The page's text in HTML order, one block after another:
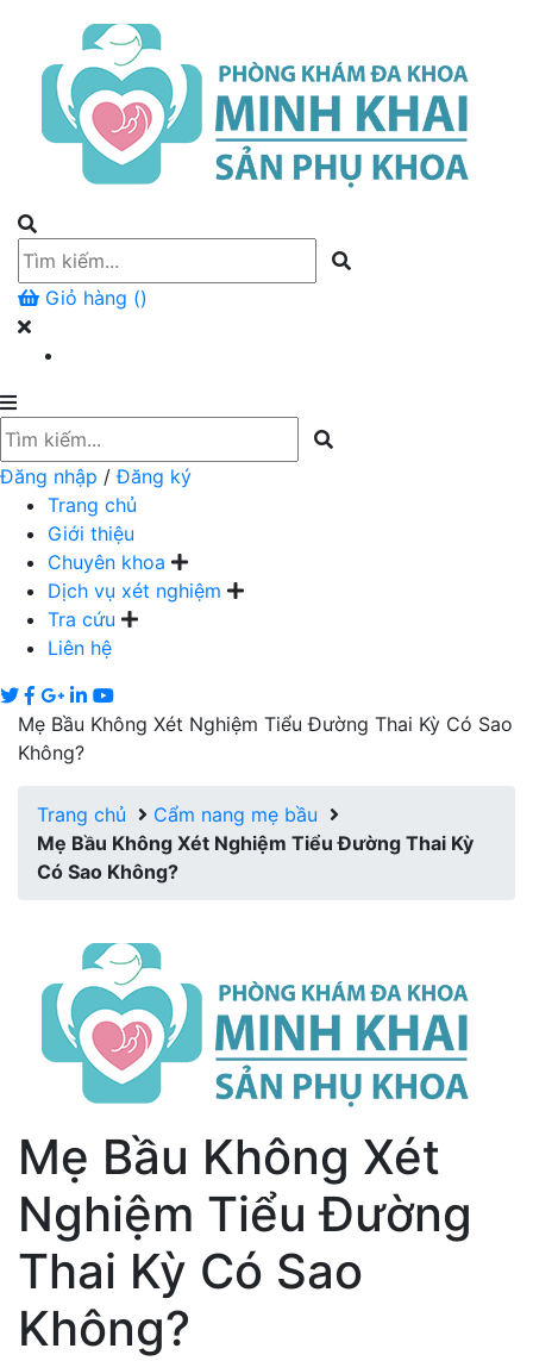
Giỏ hàng ()
Đăng nhập /Đăng ký
Trang chủ
Giới thiệu
Chuyên khoa
Dịch vụ xét nghiệm
Tra cứu
Liên hệ
Mẹ Bầu Không Xét Nghiệm Tiểu Đường Thai Kỳ Có Sao
Không?
Trang chủ
Cẩm nang mẹ bầu
Mẹ Bầu Không Xét Nghiệm Tiểu Đường Thai Kỳ
Có Sao Không?
Mẹ Bầu Không Xét
Nghiệm Tiểu Đường
Thai Kỳ Có Sao
Không?